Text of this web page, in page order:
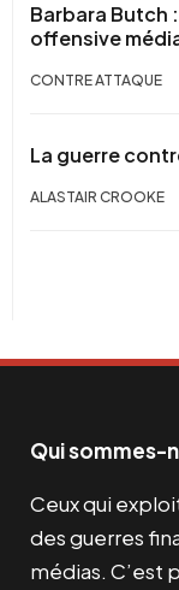
Barbara Butch
offensive
CONTRE ATTAQUE
La guerre
ALASTAIR CROOKE
Qui sommes-
Ceux qui
des guerres
médias. C’est